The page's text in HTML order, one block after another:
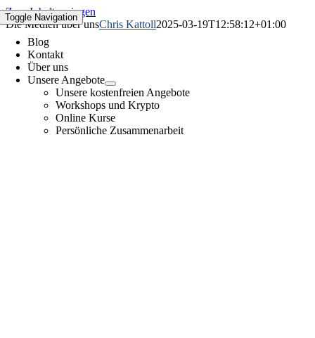
Zum Inhalt springen
Die Medien über unsChris Kattoll2025-03-19T12:58:12+01:00
Toggle Navigation
Blog
Kontakt
Über uns
Unsere Angebote
Unsere kostenfreien Angebote
Workshops und Krypto
Online Kurse
Persönliche Zusammenarbeit